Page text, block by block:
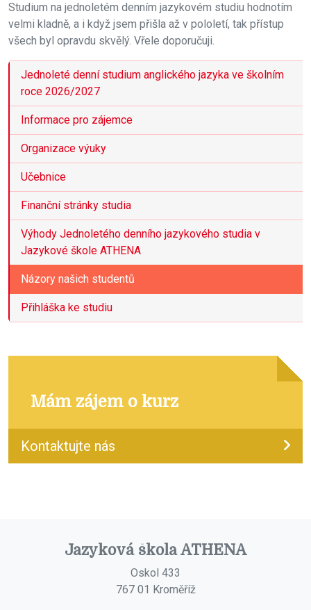
Studium na jednoletém denním jazykovém studiu hodnotím
velmi kladně, a i když jsem přišla až v pololetí, tak přístup
všech byl opravdu skvělý. Vřele doporučuji.
Jednoleté denní studium anglického jazyka ve školním
roce 2026/2027
Informace pro zájemce
Organizace výuky
Učebnice
Finanční stránky studia
Výhody Jednoletého denního jazykového studia v
Jazykové škole ATHENA
Názory našich studentů
Přihláška ke studiu
Mám zájem o kurz
Kontaktujte nás
Jazyková škola ATHENA
Oskol 433
767 01 Kroměříž